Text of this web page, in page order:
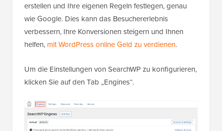
erstellen und Ihre eigenen Regeln festlegen, genau
wie Google. Dies kann das Besuchererlebnis
verbessern, Ihre Konversionen steigern und Ihnen
helfen, mit WordPress online Geld zu verdienen.
Um die Einstellungen von SearchWP zu konfigurieren,
klicken Sie auf den Tab „Engines“.